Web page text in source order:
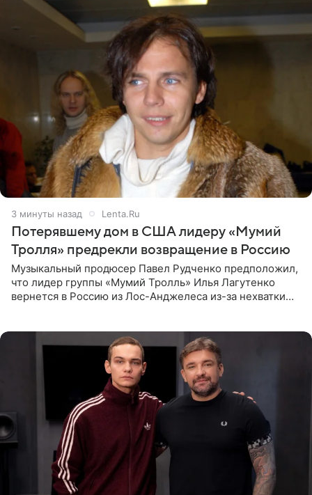
3 минуты назад Lenta.Ru
Потерявшему дом в США лидеру «Мумий
Тролля» предрекли возвращение в Россию
Музыкальный продюсер Павел Рудченко предположил,
что лидер группы «Мумий Тролль» Илья Лагутенко
вернется в Россию из Лос-Анджелеса из-за нехватки